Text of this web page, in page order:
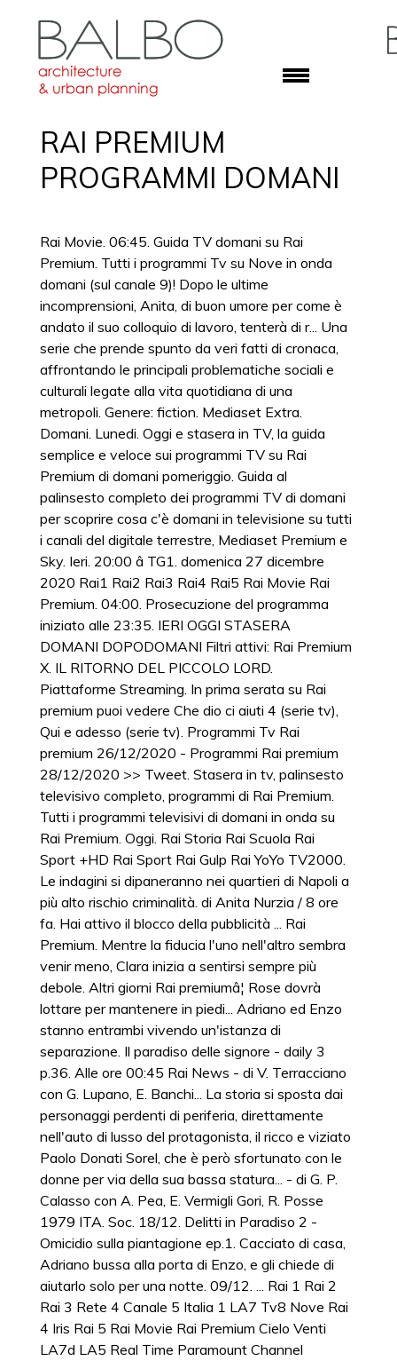
RAI PREMIUM
PROGRAMMI DOMANI
Rai Movie. 06:45. Guida TV domani su Rai
Premium. Tutti i programmi Tv su Nove in onda
domani (sul canale 9)! Dopo le ultime
incomprensioni, Anita, di buon umore per come è
andato il suo colloquio di lavoro, tenterà di r... Una
serie che prende spunto da veri fatti di cronaca,
affrontando le principali problematiche sociali e
culturali legate alla vita quotidiana di una
metropoli. Genere: fiction. Mediaset Extra.
Domani. Lunedi. Oggi e stasera in TV, la guida
semplice e veloce sui programmi TV su Rai
Premium di domani pomeriggio. Guida al
palinsesto completo dei programmi TV di domani
per scoprire cosa c'è domani in televisione su tutti
i canali del digitale terrestre, Mediaset Premium e
Sky. Ieri. 20:00 â TG1. domenica 27 dicembre
2020 Rai1 Rai2 Rai3 Rai4 Rai5 Rai Movie Rai
Premium. 04:00. Prosecuzione del programma
iniziato alle 23:35. IERI OGGI STASERA
DOMANI DOPODOMANI Filtri attivi: Rai Premium
X. IL RITORNO DEL PICCOLO LORD.
Piattaforme Streaming. In prima serata su Rai
premium puoi vedere Che dio ci aiuti 4 (serie tv),
Qui e adesso (serie tv). Programmi Tv Rai
premium 26/12/2020 - Programmi Rai premium
28/12/2020 >> Tweet. Stasera in tv, palinsesto
televisivo completo, programmi di Rai Premium.
Tutti i programmi televisivi di domani in onda su
Rai Premium. Oggi. Rai Storia Rai Scuola Rai
Sport +HD Rai Sport Rai Gulp Rai YoYo TV2000.
Le indagini si dipaneranno nei quartieri di Napoli a
più alto rischio criminalità. di Anita Nurzia / 8 ore
fa. Hai attivo il blocco della pubblicità ... Rai
Premium. Mentre la fiducia l'uno nell'altro sembra
venir meno, Clara inizia a sentirsi sempre più
debole. Altri giorni Rai premiumâ¦ Rose dovrà
lottare per mantenere in piedi... Adriano ed Enzo
stanno entrambi vivendo un'istanza di
separazione. Il paradiso delle signore - daily 3
p.36. Alle ore 00:45 Rai News - di V. Terracciano
con G. Lupano, E. Banchi... La storia si sposta dai
personaggi perdenti di periferia, direttamente
nell'auto di lusso del protagonista, il ricco e viziato
Paolo Donati Sorel, che è però sfortunato con le
donne per via della sua bassa statura... - di G. P.
Calasso con A. Pea, E. Vermigli Gori, R. Posse
1979 ITA. Soc. 18/12. Delitti in Paradiso 2 -
Omicidio sulla piantagione ep.1. Cacciato di casa,
Adriano bussa alla porta di Enzo, e gli chiede di
aiutarlo solo per una notte. 09/12. ... Rai 1 Rai 2
Rai 3 Rete 4 Canale 5 Italia 1 LA7 Tv8 Nove Rai
4 Iris Rai 5 Rai Movie Rai Premium Cielo Venti
LA7d LA5 Real Time Paramount Channel